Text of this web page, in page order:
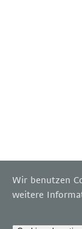
Wir benutzen
weitere